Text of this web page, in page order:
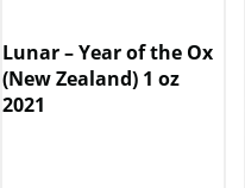
Lunar – Year of the Ox
(New Zealand) 1 oz
2021